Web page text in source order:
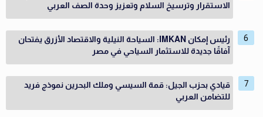
الاستقرار وترسيخ السلام وتعزيز وحدة الصف العربي
رئيس إمكان IMKAN: السياحة النيلية والاقتصاد الأزرق يفتحان
آفاقًا جديدة للاستثمار السياحي في مصر
قيادي بحزب الجيل: قمة السيسي وملك البحرين نموذج فريد
للتضامن العربي